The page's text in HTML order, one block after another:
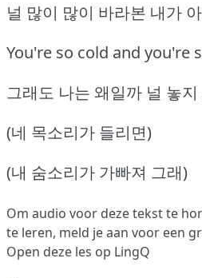
널 많이 많이 바라본 내가
You're so cold and you're
그래도 나는 왜일까 널 놓
(네 목소리가 들리면)
(내 숨소리가 가빠져 그래)
Om audio voor deze tekst te
te leren, meld je aan voor een
Open deze les op LingQ